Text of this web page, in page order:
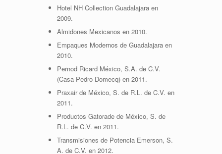
Hotel NH Collection Guadalajara en
2009.
Almidones Mexicanos en 2010.
Empaques Modernos de Guadalajara en
2010.
Pernod Ricard México, S.A. de C.V.
(Casa Pedro Domecq) en 2011.
Praxair de México, S. de R.L. de C.V. en
2011.
Productos Gatorade de México, S. de
R.L. de C.V. en 2011.
Transmisiones de Potencia Emerson, S.
A. de C.V. en 2012.